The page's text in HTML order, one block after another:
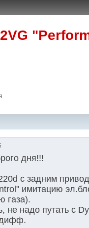
дня!!!
с задним
имитацию
газа).
не надо путать с
дифф.